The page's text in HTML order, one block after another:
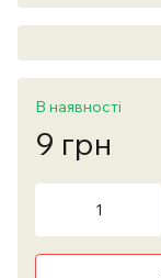
В наявності
9 грн